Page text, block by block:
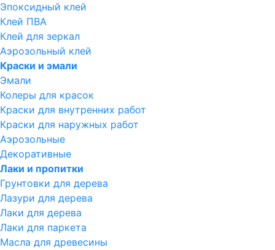
Эпоксидный клей
Клей ПВА
Клей для зеркал
Аэрозольный клей
Краски и эмали
Эмали
Колеры для красок
Краски для внутренних работ
Краски для наружных работ
Аэрозольные
Декоративные
Лаки и пропитки
Грунтовки для дерева
Лазури для дерева
Лаки для дерева
Лаки для паркета
Масла для древесины